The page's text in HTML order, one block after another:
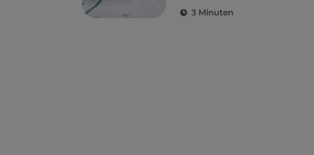
Meerblick
3 Minuten